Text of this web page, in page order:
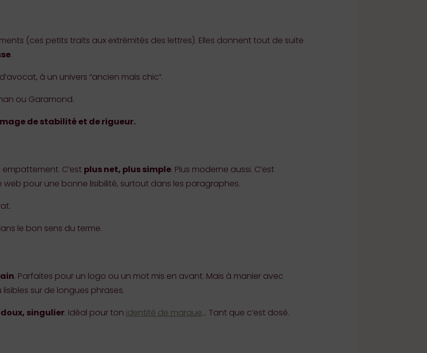
(ces petits traits aux extrémités des lettres). Elles donnent tout de suite
.
à un univers “ancien mais chic”.
ou Garamond.
de stabilité et de rigueur.
empattement. C’est plus net, plus simple. Plus moderne aussi. C’est
web pour une bonne lisibilité, surtout dans les paragraphes.
le bon sens du terme.
. Parfaites pour un logo ou un mot mis en avant. Mais à manier avec
sur de longues phrases.
singulier. Idéal pour ton identité de marque… Tant que c’est dosé.